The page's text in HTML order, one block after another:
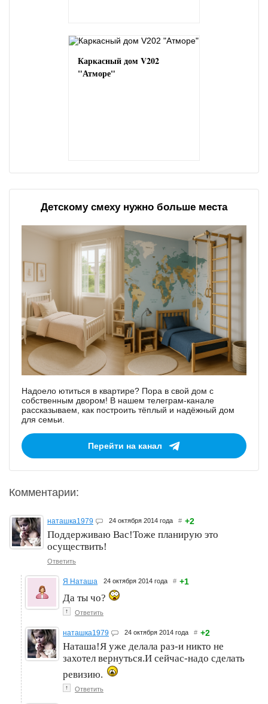
Каркасный дом V202
"Атморе"
Детскому смеху нужно больше места
Надоело ютиться в квартире? Пора в свой дом с
собственным двором! В нашем телеграм-канале
рассказываем, как построить тёплый и надёжный дом
для семьи.
Перейти на канал
Комментарии:
наташка1979 24 октября 2014 года # +2
Поддерживаю Вас!Тоже планирую это
осуществить!
Ответить
Я Наташа 24 октября 2014 года # +1
Да ты чо?
↑ Ответить
наташка1979 24 октября 2014 года # +2
Наташа!Я уже делала раз-и никто не
захотел вернуться.И сейчас-надо сделать
ревизию.
↑ Ответить